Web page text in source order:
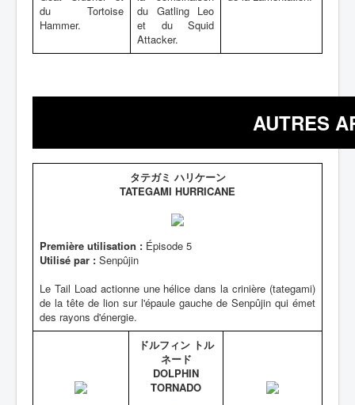
du Tortoise
Hammer.
du Gatling Leo
et du Squid
Attacker.
AUTRES
タテガミ ハリケーン
TATEGAMI HURRICANE
Première utilisation : Épisode 5
Utilisé par : Senpûjin
Le Tail Load actionne une hélice dans la crinière (tategami)
de la tête de lion sur l'épaule gauche de Senpûjin qui émet
des rayons d'énergie.
ドルフィン トル
ネード
DOLPHIN
TORNADO